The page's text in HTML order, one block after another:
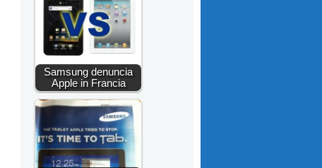
Samsung denuncia
Apple in Francia